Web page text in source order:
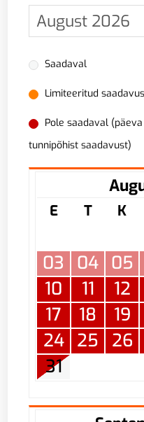
Saadaval
Limiteeritud saadavus
Pole saadaval
tunnipõhist saadavust)
E T K
03
04 05
10
11 12
17
18 19
24 25 26
31